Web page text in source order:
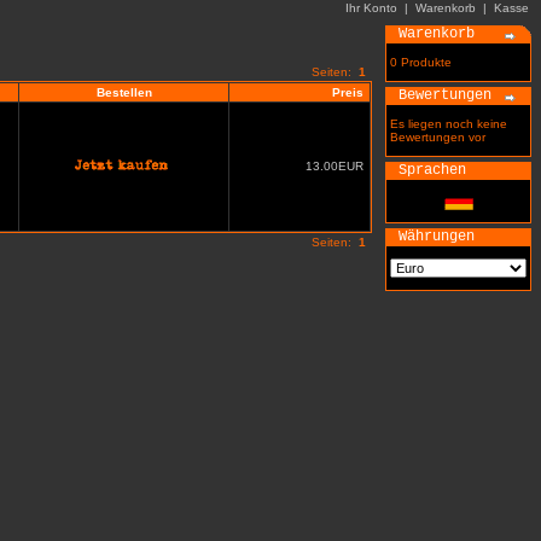
Ihr Konto | Warenkorb | Kasse
Seiten: 1
Bestellen Preis
13.00EUR
Seiten: 1
Warenkorb
0 Produkte
Bewertungen
Es liegen noch keine
Bewertungen vor
Sprachen
Währungen